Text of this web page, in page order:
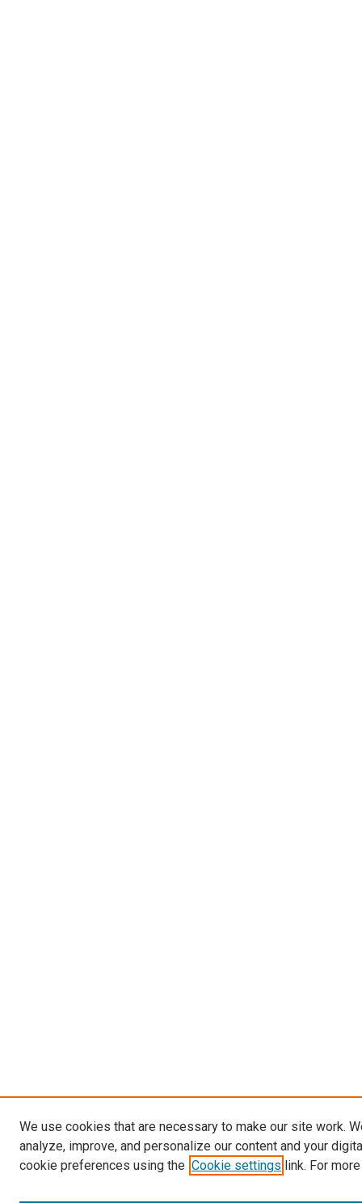
We use cookies that are necessary to make our site work.
analyze, improve, and personalize our content and your
cookie preferences using the Cookie settings link. For